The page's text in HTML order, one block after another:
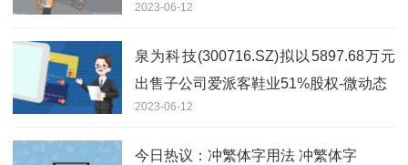
2023-06-12
泉为科技(300716.SZ)拟以5897.68万元
出售子公司爱派客鞋业51%股权-微动态
2023-06-12
今日热议：冲繁体字用法 冲繁体字